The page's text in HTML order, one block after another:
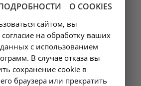
в
в Москве —
в Москве
О COOKIES
сайтом, вы
на обработку ваших
данных с использованием
В случае отказа вы
сохранение cookie в
браузера или прекратить